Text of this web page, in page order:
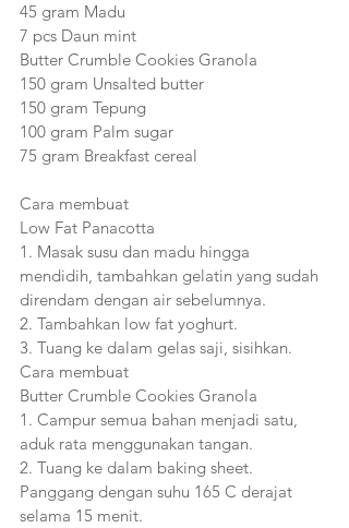
45 gram Madu
7 pcs Daun mint
Butter Crumble Cookies Granola
150 gram Unsalted butter
150 gram Tepung
100 gram Palm sugar
75 gram Breakfast cereal
Cara membuat
Low Fat Panacotta
1. Masak susu dan madu hingga
mendidih, tambahkan gelatin yang sudah
direndam dengan air sebelumnya.
2. Tambahkan low fat yoghurt.
3. Tuang ke dalam gelas saji, sisihkan.
Cara membuat
Butter Crumble Cookies Granola
1. Campur semua bahan menjadi satu,
aduk rata menggunakan tangan.
2. Tuang ke dalam baking sheet.
Panggang dengan suhu 165 C derajat
selama 15 menit.